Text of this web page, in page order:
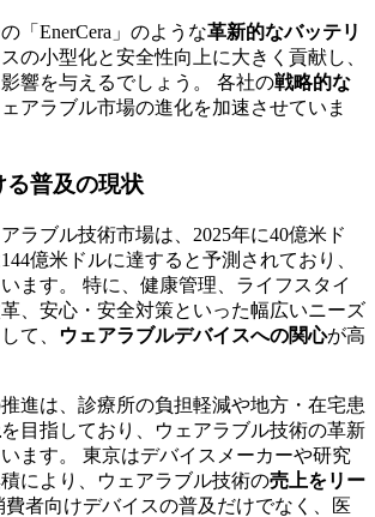
「EnerCera」のような革新的なバッテリ
の小型化と安全性向上に大きく貢献し、
響を与えるでしょう。 各社の戦略的な
アラブル市場の進化を加速させていま
る普及の現状
ラブル技術市場は、2025年に40億米ド
億米ドルに達すると予測されており、
ます。 特に、健康管理、ライフスタイ
、安心・安全対策といった幅広いニーズ
て、
ウェアラブルデバイスへの関心が高
進は、診療所の負担軽減や地方・在宅患
を目指しており、ウェアラブル技術の革新
ます。 東京はデバイスメーカーや研究
により、ウェアラブル技術の売上をリー
費者向けデバイスの普及だけでなく、医